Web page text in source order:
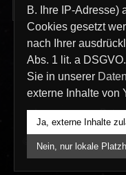
Impressum
© 2026 interklicks KG
B. Ihre IP-Adresse)
Cookies gesetzt
nach Ihrer
Abs. 1 lit. a
Sie in unserer
externe Inhalte von
Ja, externe Inhalte
Nein, nur lokale